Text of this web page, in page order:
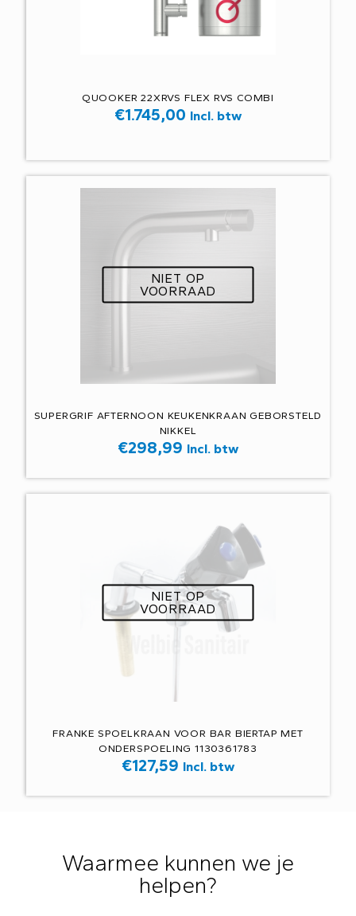
QUOOKER 22XRVS FLEX RVS COMBI
€1.745,00 Incl. btw
NIET OP
VOORRAAD
SUPERGRIF AFTERNOON KEUKENKRAAN GEBORSTELD
NIKKEL
€298,99 Incl. btw
NIET OP
VOORRAAD
FRANKE SPOELKRAAN VOOR BAR BIERTAP MET
ONDERSPOELING 1130361783
€127,59 Incl. btw
Waarmee kunnen we je
helpen?